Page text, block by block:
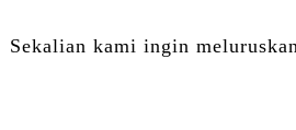
Sekalian kami ingin